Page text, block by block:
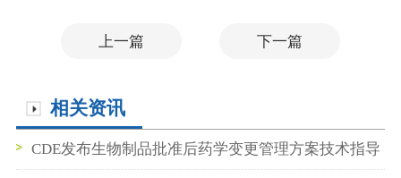
上一篇 下一篇
相关资讯
CDE发布生物制品批准后药学变更管理方案技术指导